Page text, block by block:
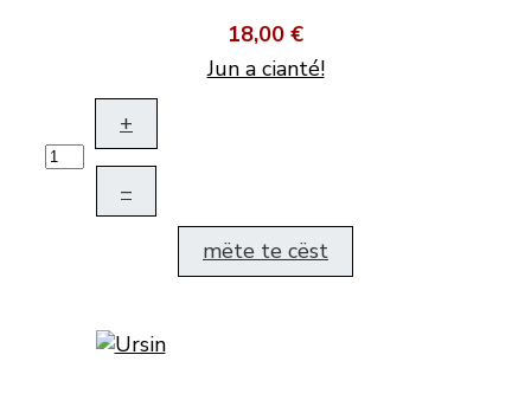
18,00 €
Jun a cianté!
+
–
mëte te cëst